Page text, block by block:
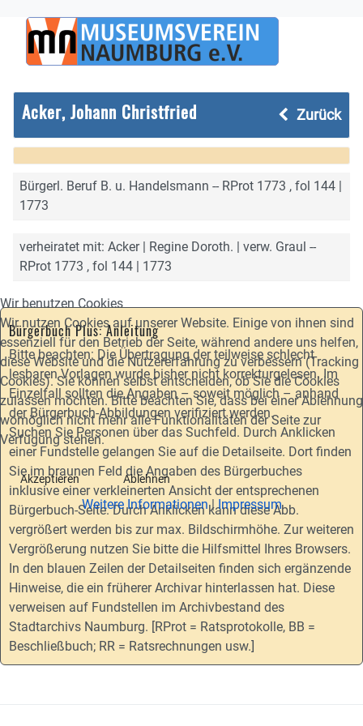
Zurück
Acker, Johann Christfried
Bürgerl. Beruf B. u. Handelsmann -- RProt 1773 , fol 144 |
1773
verheiratet mit: Acker | Regine Doroth. | verw. Graul --
RProt 1773 , fol 144 | 1773
Bürgerbuch Plus: Anleitung
Bitte beachten: Die Übertragung der teilweise schlecht
lesbaren Vorlagen wurde bisher nicht korrekturgelesen. Im
Einzelfall sollten die Angaben – soweit möglich – anhand
der Bürgerbuch-Abbildungen verifiziert werden.
Suchen Sie Personen über das Suchfeld. Durch Anklicken
einer Fundstelle gelangen Sie auf die Detailseite. Dort finden
Sie im braunen Feld die Angaben des Bürgerbuches
inklusive einer verkleinerten Ansicht der entsprechenen
Bürgerbuch-Seite. Durch Anklicken kann diese Abb.
vergrößert werden bis zur max. Bildschirmhöhe. Zur weiteren
Vergrößerung nutzen Sie bitte die Hilfsmittel Ihres Browsers.
In den blauen Zeilen der Detailseiten finden sich ergänzende
Hinweise, die ein früherer Archivar hinterlassen hat. Diese
verweisen auf Fundstellen im Archivbestand des
Stadtarchivs Naumburg. [RProt = Ratsprotokolle, BB =
Beschließbuch; RR = Ratsrechnungen usw.]
Wir benutzen Cookies
Wir nutzen Cookies auf unserer Website. Einige von ihnen sind
essenziell für den Betrieb der Seite, während andere uns helfen,
diese Website und die Nutzererfahrung zu verbessern (Tracking
Cookies). Sie können selbst entscheiden, ob Sie die Cookies
zulassen möchten. Bitte beachten Sie, dass bei einer Ablehnung
womöglich nicht mehr alle Funktionalitäten der Seite zur
Verfügung stehen.
Akzeptieren Ablehnen
Weitere Informationen|Impressum